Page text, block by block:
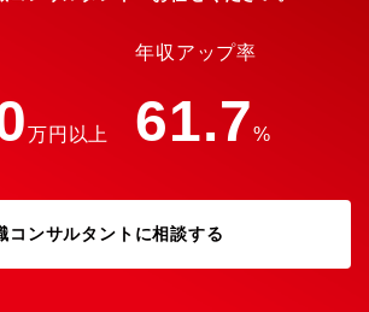
万円以上
年収アップ率
61.7%
コンサルタントに相談する